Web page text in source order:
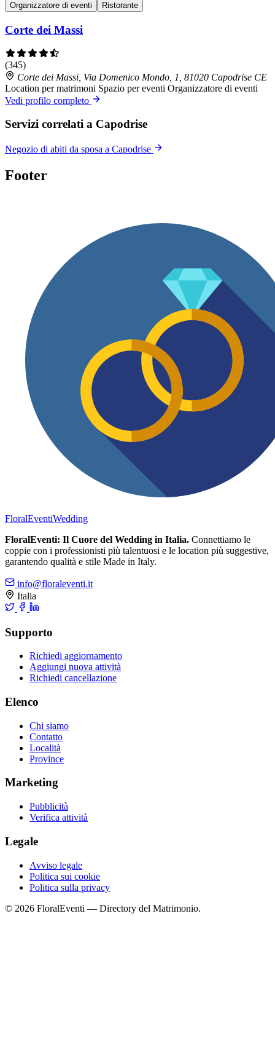
Organizzatore di eventi
Ristorante
Corte dei Massi
(345)
Corte dei Massi, Via Domenico Mondo, 1, 81020 Capodrise CE
Location per matrimoni Spazio per eventi Organizzatore di eventi
Vedi profilo completo
Servizi correlati a Capodrise
Negozio di abiti da sposa a Capodrise
Footer
FloralEventiWedding
FloralEventi: Il Cuore del Wedding in Italia. Connettiamo le
coppie con i professionisti più talentuosi e le location più suggestive,
garantendo qualità e stile Made in Italy.
info@floraleventi.it
Italia
Supporto
Richiedi aggiornamento
Aggiungi nuova attività
Richiedi cancellazione
Elenco
Chi siamo
Contatto
Località
Province
Marketing
Pubblicità
Verifica attività
Legale
Avviso legale
Politica sui cookie
Politica sulla privacy
© 2026 FloralEventi — Directory del Matrimonio.